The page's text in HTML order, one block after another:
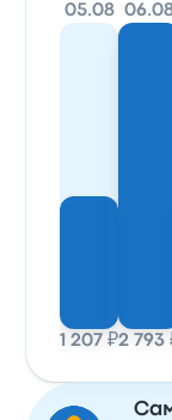
05.08
1 207 ₽2 793